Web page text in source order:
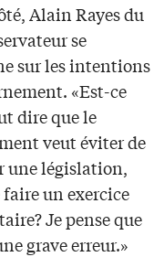
Alain Rayes du
se
sur les intentions
«Est-ce
dire que le
veut éviter de
une législation,
un exercice
Je pense que
grave erreur.»